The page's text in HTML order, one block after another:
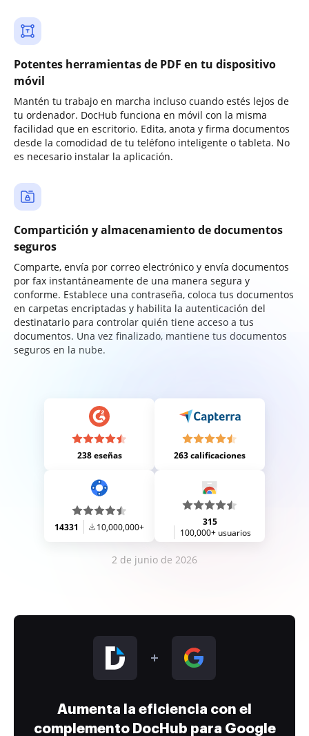
Potentes herramientas de PDF en tu dispositivo
móvil
Mantén tu trabajo en marcha incluso cuando estés lejos de
tu ordenador. DocHub funciona en móvil con la misma
facilidad que en escritorio. Edita, anota y firma documentos
desde la comodidad de tu teléfono inteligente o tableta. No
es necesario instalar la aplicación.
Compartición y almacenamiento de documentos
seguros
Comparte, envía por correo electrónico y envía documentos
por fax instantáneamente de una manera segura y
conforme. Establece una contraseña, coloca tus documentos
en carpetas encriptadas y habilita la autenticación del
destinatario para controlar quién tiene acceso a tus
documentos. Una vez finalizado, mantiene tus documentos
seguros en la nube.
238 eseñas 263 calificaciones
14331 10,000,000+
315
100,000+ usuarios
2 de junio de 2026
Aumenta la eficiencia con el
complemento DocHub para Google